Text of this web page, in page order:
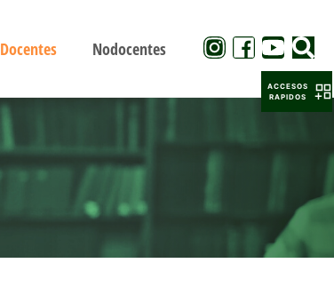
Docentes Nodocentes
ACCESOS
RAPIDOS